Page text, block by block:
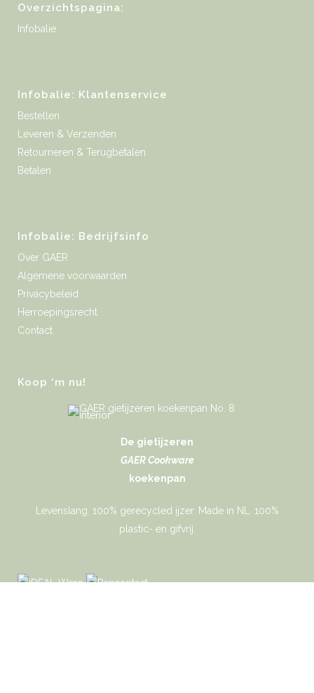
Overzichtspagina:
Infobalie
Infobalie: Klantenservice
Bestellen
Leveren & Verzenden
Retourneren & Terugbetalen
Betalen
Infobalie: Bedrijfsinfo
Over GAER
Algemene voorwaarden
Privacybeleid
Herroepingsrecht
Contact
Koop ‘m nu!
De gietijzeren
GAER Cookware
koekenpan
Levenslang. 100% gerecycled ijzer. Made in NL. 100%
plastic- en gifvrij.